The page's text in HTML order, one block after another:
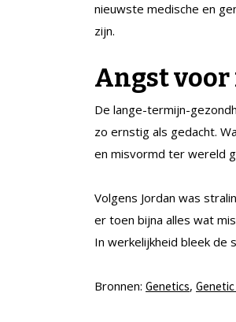
nieuwste medische en
zijn.
Angst
De lange-termijn-
zo ernstig als gedacht.
en misvormd ter wereld
Volgens Jordan was
er toen bijna alles wat
In werkelijkheid bleek de
Bronnen: Genetics,